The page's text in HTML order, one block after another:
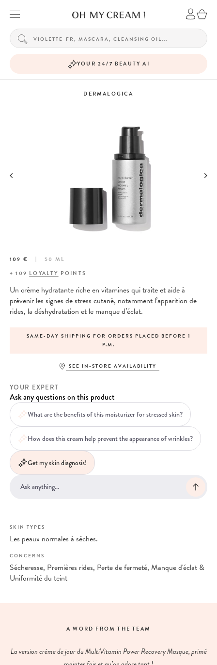
YOUR 24/7 BEAUTY AI
DERMALOGICA
109 €
50 ML
+109 LOYALTY POINTS
Un crème hydratante riche en vitamines qui traite et aide à
prévenir les signes de stress cutané, notamment l’apparition de
rides, la déshydratation et le manque d’éclat.
SAME-DAY SHIPPING FOR ORDERS PLACED BEFORE 1
P.M.
SEE IN-STORE AVAILABILITY
YOUR EXPERT
Ask any questions on this product
What are the benefits of this moisturizer for stressed skin?
How does this cream help prevent the appearance of wrinkles?
Get my skin diagnosis!
SKIN TYPES
Les peaux normales à sèches.
CONCERNS
Sécheresse, Premières rides, Perte de fermeté, Manque d'éclat &
Uniformité du teint
A WORD FROM THE TEAM
La version crème de jour du MultiVitamin Power Recovery Masque, primé